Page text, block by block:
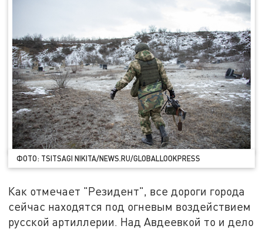
ФОТО: TSITSAGI NIKITA/NEWS.RU/GLOBALLOOKPRESS
Как отмечает "Резидент", все дороги города
сейчас находятся под огневым воздействием
русской артиллерии. Над Авдеевкой то и дело